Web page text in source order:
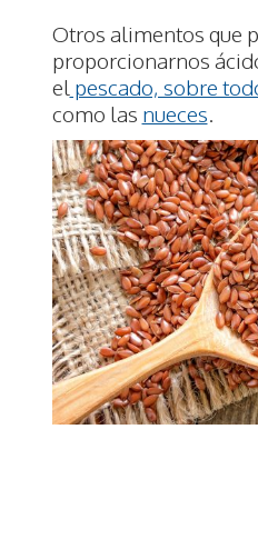
Otros alimentos que
proporcionarnos
el pescado, sobre
como las nueces